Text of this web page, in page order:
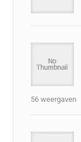
56 weergaven